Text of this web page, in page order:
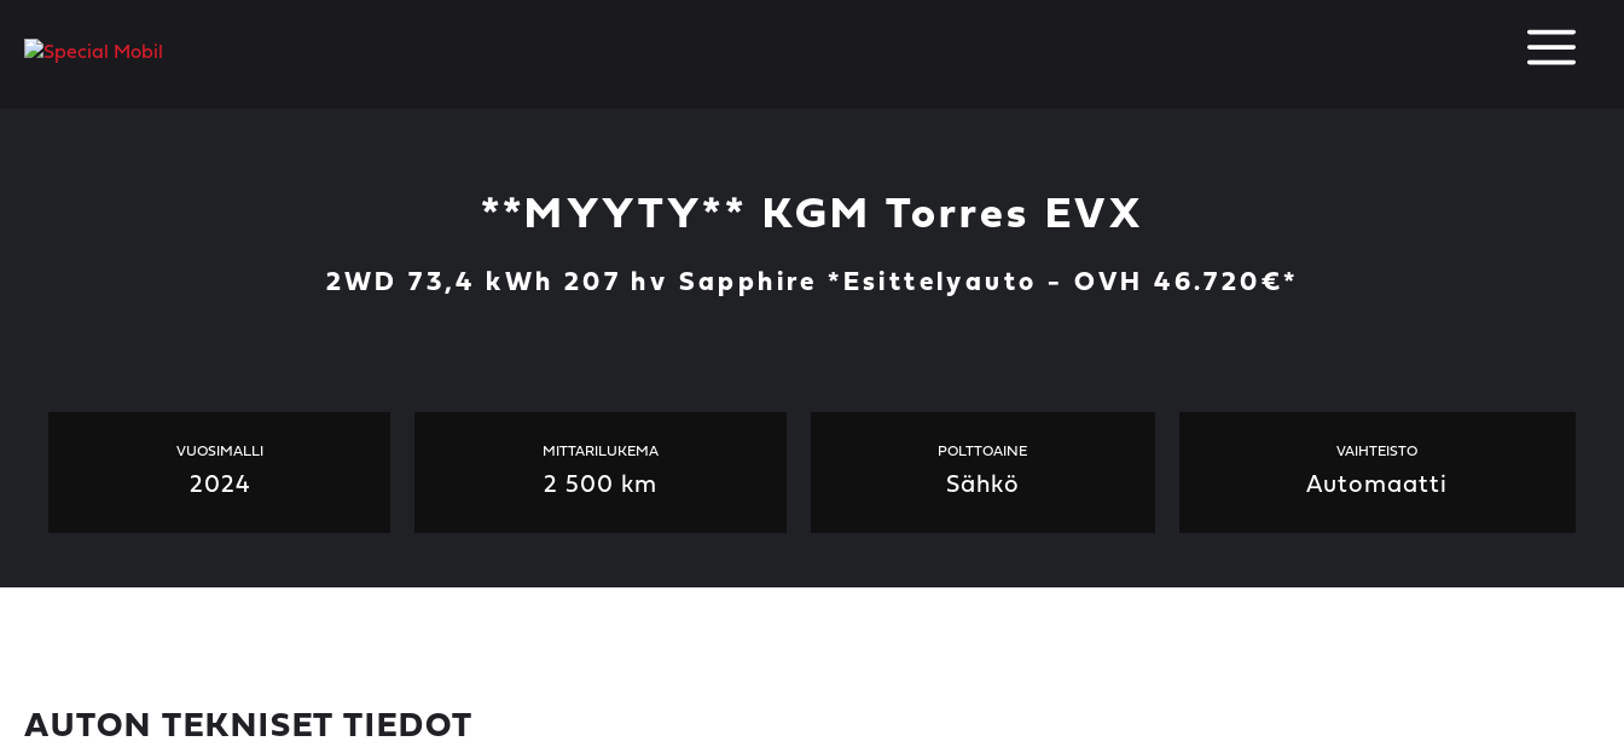
**MYYTY** KGM Torres EVX
2WD 73,4 kWh 207 hv Sapphire *Esittelyauto - OVH 46.720€*
VUOSIMALLI
2024
MITTARILUKEMA
2 500 km
POLTTOAINE
Sähkö
VAIHTEISTO
Automaatti
AUTON TEKNISET TIEDOT